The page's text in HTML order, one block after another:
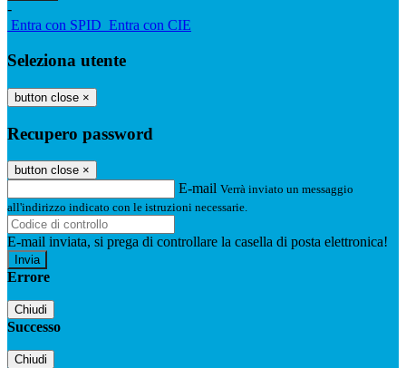
-
Entra con SPID Entra con CIE
Seleziona utente
button close ×
Recupero password
button close ×
E-mail Verrà inviato un messaggio
all'indirizzo indicato con le istruzioni necessarie.
E-mail inviata, si prega di controllare la casella di posta elettronica!
Errore
Chiudi
Successo
Chiudi